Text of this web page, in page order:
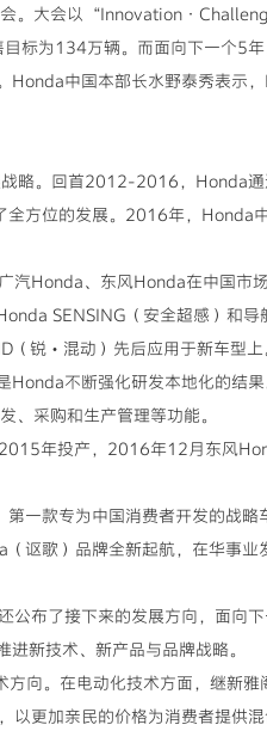
会。大会以
目标为134万辆。而面向下一
Honda中国本部长水野泰秀表示
略。回首2012-2016，Honda通
全方位的发展。2016年，
Honda、东风Honda在中国市
SENSING（安全超感）和
锐・混动）先后应用于新车型上
Honda不断强化研发本地化的结
采购和生产管理等功能。
年投产，2016年12月东风
一款专为中国消费者开发的战
讴歌）品牌全新起航，在华事业
公布了接下来的发展方向，面
新技术、新产品与品牌战略。
方向。在电动化技术方面，继新
以更加亲民的价格为消费者提供